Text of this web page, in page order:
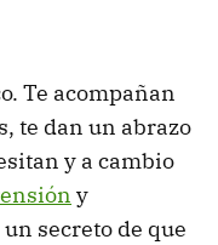
Te acompañan
te dan un abrazo
y a cambio
y
secreto de que